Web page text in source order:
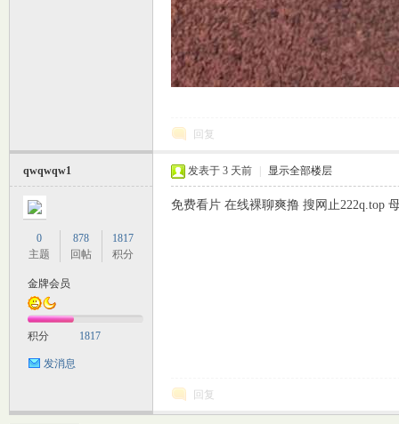
回复
qwqwqw1
0
主题
878
回帖
1817
积分
金牌会员
积分 1817
发消息
发表于 3 天前 显示全部楼层
免费看片 在线裸聊爽撸 搜网止222q.top
回复